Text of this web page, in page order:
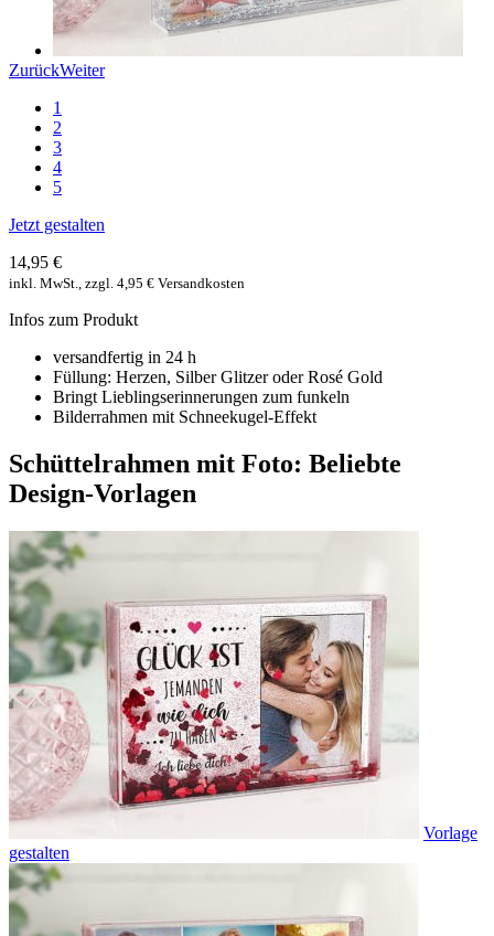
ZurückWeiter
1
2
3
4
5
Jetzt gestalten
14,95 €
inkl. MwSt., zzgl. 4,95 € Versandkosten
Infos zum Produkt
versandfertig in 24 h
Füllung: Herzen, Silber Glitzer oder Rosé Gold
Bringt Lieblingserinnerungen zum funkeln
Bilderrahmen mit Schneekugel-Effekt
Schüttelrahmen mit Foto: Beliebte
Design-Vorlagen
Vorlage
gestalten